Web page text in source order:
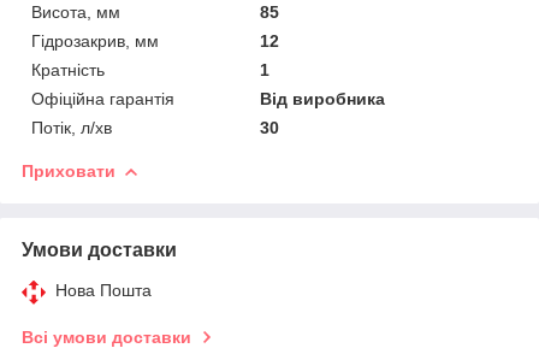
Висота, мм
85
Гідрозакрив, мм
12
Кратність
1
Офіційна гарантія
Від виробника
Потік, л/хв
30
Приховати
Умови доставки
Нова Пошта
Всі умови доставки